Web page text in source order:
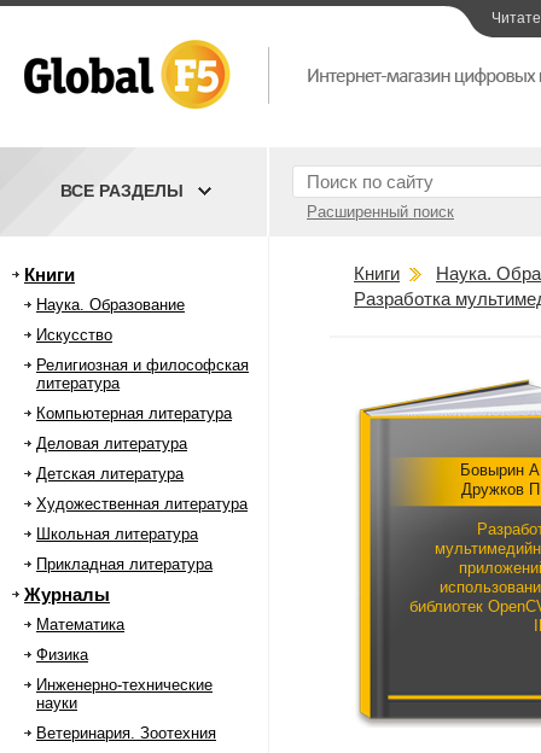
Расширенный поиск
ВСЕ РАЗДЕЛЫ
Книги
Наука. Образование
Искусство
Религиозная и философская
литература
Компьютерная литература
Деловая литература
Детская литература
Художественная литература
Школьная литература
Прикладная литература
Журналы
Математика
Физика
Инженерно-технические
науки
Ветеринария. Зоотехния
Книги
Наука.
Разработка
Бовырин
Дружков
библиотек